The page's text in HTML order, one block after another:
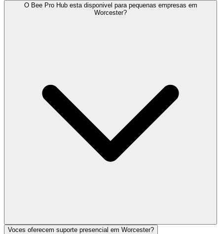
O Bee Pro Hub esta disponivel para pequenas empresas em
Worcester?
Voces oferecem suporte presencial em Worcester?